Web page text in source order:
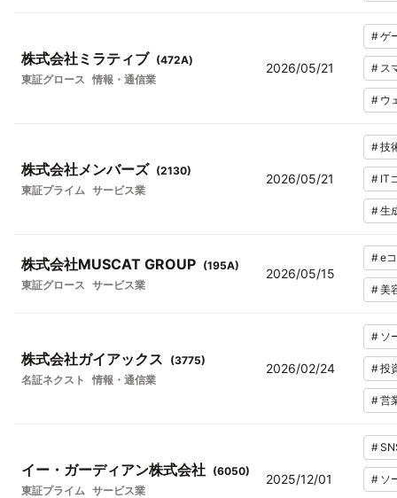
株式会社ミラティブ (472A)
東証グロース 情報・通信業
2026/05/21
#ゲ
# ス
# ウ
株式会社メンバーズ (2130)
東証プライム サービス業
2026/05/21
#技
# IT
#生
株式会社MUSCAT GROUP (195A)
東証グロース サービス業
2026/05/15
#e
#美
株式会社ガイアックス (3775)
名証ネクスト
情報・通信業
2026/02/24
# ソ
#投
#営
イー・ガーディアン株式会社 (6050)
東証プライム サービス業
2025/12/01
#
# ソ